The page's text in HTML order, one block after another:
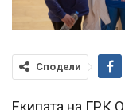
Сподели
Екипата на ГРК